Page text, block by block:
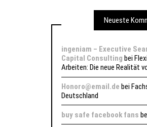
Neueste
ingeniam – Executive
Capital Consulting bei
Arbeiten: Die neue Realität
Honoro@email.de bei
Deutschland
buy safe facebook fans